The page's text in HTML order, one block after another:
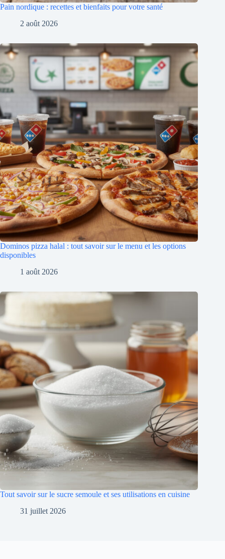
Pain nordique : recettes et bienfaits pour votre santé
2 août 2026
Dominos pizza halal : tout savoir sur le menu et les options
disponibles
1 août 2026
Tout savoir sur le sucre semoule et ses utilisations en cuisine
31 juillet 2026